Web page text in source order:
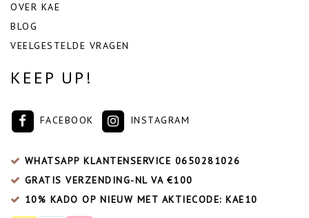
OVER KAE
BLOG
VEELGESTELDE VRAGEN
KEEP UP!
FACEBOOK INSTAGRAM
WHATSAPP KLANTENSERVICE 0650281026
GRATIS VERZENDING-NL VA €100
10% KADO OP NIEUW MET AKTIECODE: KAE10